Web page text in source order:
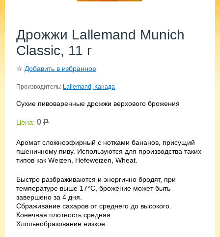
Дрожжи Lallemand Munich
Classic, 11 г
☆ Добавить в избранное
Производитель: Lallemand, Канада
Сухие пивоваренные дрожжи верхового брожения
Цена: 0 Р
Аромат сложноэфирный с нотками бананов, присущий
пшеничному пиву. Используются для производства таких
типов как Weizen, Hefeweizen, Wheat.
Быстро разбраживаются и энергично бродят, при
температуре выше 17°C, брожение может быть
завершено за 4 дня.
Сбраживание сахаров от среднего до высокого.
Конечная плотность средняя.
Хлопьеобразование низкое.